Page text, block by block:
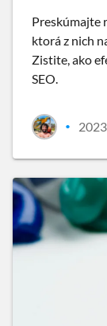
Preskúmajte
ktorá z nich
Zistite, ako
SEO.
•